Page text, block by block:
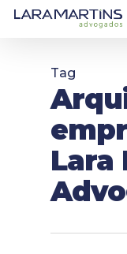
Skip
Tag
Lara